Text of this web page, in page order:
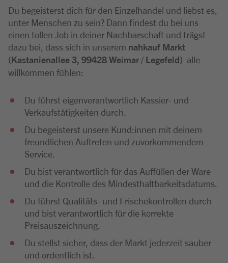
Du begeisterst dich für den Einzelhandel und liebst es,
unter Menschen zu sein? Dann findest du bei uns
einen tollen Job in deiner Nachbarschaft und trägst
dazu bei, dass sich in unserem nahkauf Markt
(Kastanienallee 3, 99428 Weimar / Legefeld) alle
willkommen fühlen:
Du führst eigenverantwortlich Kassier- und
Verkaufstätigkeiten durch.
Du begeisterst unsere Kund:innen mit deinem
freundlichen Auftreten und zuvorkommendem
Service.
Du bist verantwortlich für das Auffüllen der Ware
und die Kontrolle des Mindesthaltbarkeitsdatums.
Du führst Qualitäts- und Frischekontrollen durch
und bist verantwortlich für die korrekte
Preisauszeichnung.
Du stellst sicher, dass der Markt jederzeit sauber
und ordentlich ist.